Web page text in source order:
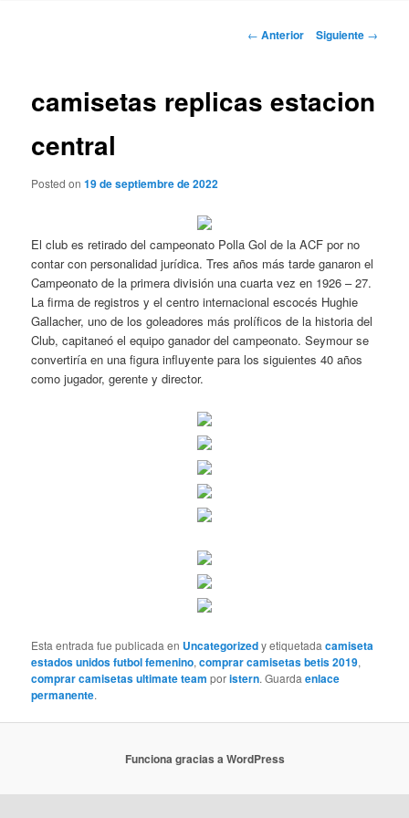
Navegación
← Anterior Siguiente →
camisetas replicas estacion
central
Posted on19 de septiembre de 2022
El club es retirado del campeonato Polla Gol de la ACF por no
contar con personalidad jurídica. Tres años más tarde ganaron el
Campeonato de la primera división una cuarta vez en 1926 – 27.
La firma de registros y el centro internacional escocés Hughie
Gallacher, uno de los goleadores más prolíficos de la historia del
Club, capitaneó el equipo ganador del campeonato. Seymour se
convertiría en una figura influyente para los siguientes 40 años
como jugador, gerente y director.
Esta entrada fue publicada en Uncategorizedy etiquetadacamiseta
estados unidos futbol femenino,comprar camisetas betis 2019,
comprar camisetas ultimate team poristern. Guardaenlace
permanente.
Funciona gracias a WordPress